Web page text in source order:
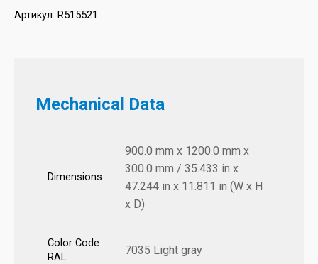
Артикул: R515521
Mechanical Data
Dimensions
900.0 mm x 1200.0 mm x
300.0 mm / 35.433 in x
47.244 in x 11.811 in (W x H
x D)
Color Code
RAL
7035 Light gray